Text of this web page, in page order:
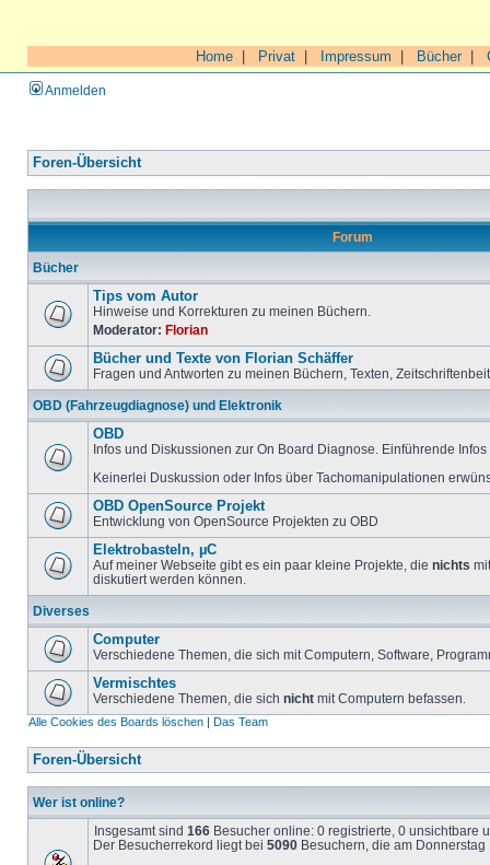
Home Privat Impressum Bücher|
Anmelden
Foren-Übersicht
Forum
Bücher
Tips vom Autor
Hinweise und Korrekturen zu meinen Büchern.
Moderator: Florian
Bücher und Texte von Florian Schäffer
Fragen und Antworten zu meinen Büchern, Texten,
OBD (Fahrzeugdiagnose) und Elektronik
OBD
Infos und Diskussionen zur On Board Diagnose. Einführende
Keinerlei Duskussion oder Infos über Tachomanipulationen
OBD OpenSource Projekt
Entwicklung von OpenSource Projekten zu OBD
Elektrobasteln, µC
Auf meiner Webseite gibt es ein paar kleine Projekte, die nichts
diskutiert werden können.
Diverses
Computer
Verschiedene Themen, die sich mit Computern, Software,
Vermischtes
Verschiedene Themen, die sich nicht mit Computern befassen.
Alle Cookies des Boards löschen | Das Team
Foren-Übersicht
Wer ist online?
Insgesamt sind 166 Besucher online: 0 registrierte, 0 unsichtbare
Der Besucherrekord liegt bei 5090 Besuchern, die am